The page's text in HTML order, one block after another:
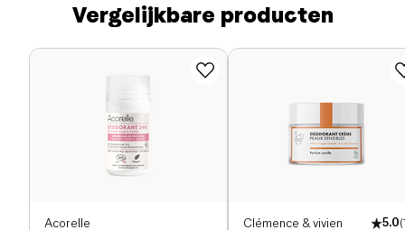
Vergelijkbare producten
Acorelle Clémence & vivien 5.0(